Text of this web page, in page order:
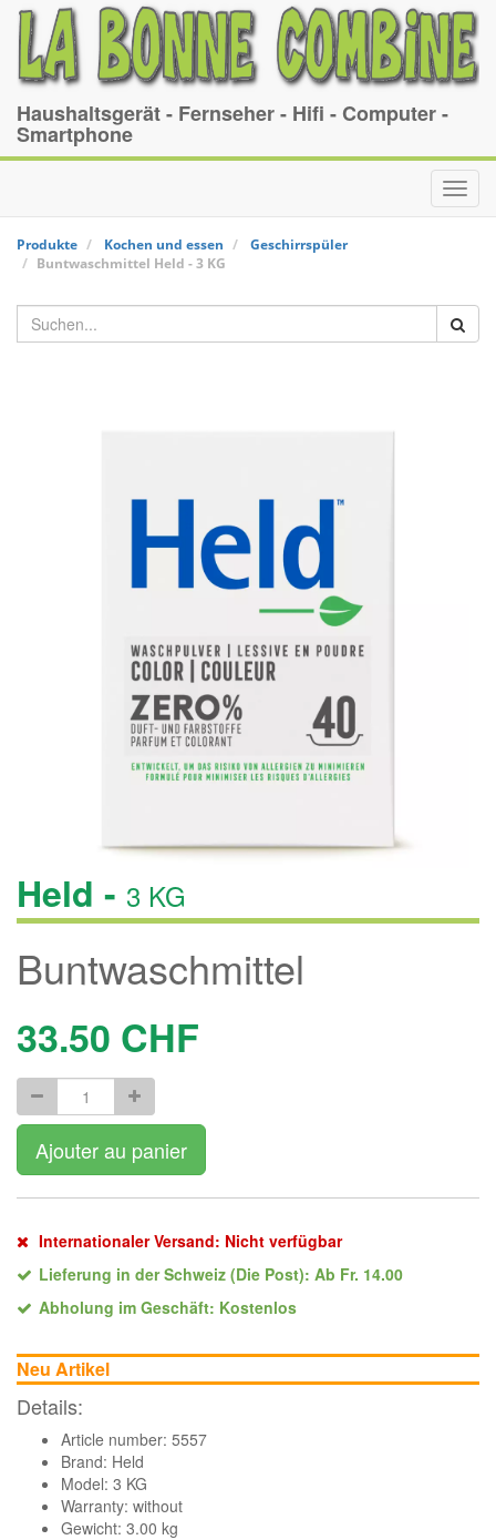
Haushaltsgerät - Fernseher - Hifi - Computer -
Smartphone
Produkte Kochen und essen
Geschirrspüler
Buntwaschmittel Held -3 KG
Held - 3 KG
Buntwaschmittel
33.50 CHF
Ajouter au panier
Internationaler Versand: Nicht verfügbar
Lieferung in der Schweiz (Die Post): Ab Fr. 14.00
Abholung im Geschäft: Kostenlos
Neu Artikel
Details:
Article number: 5557
Brand: Held
Model: 3 KG
Warranty: without
Gewicht: 3.00 kg